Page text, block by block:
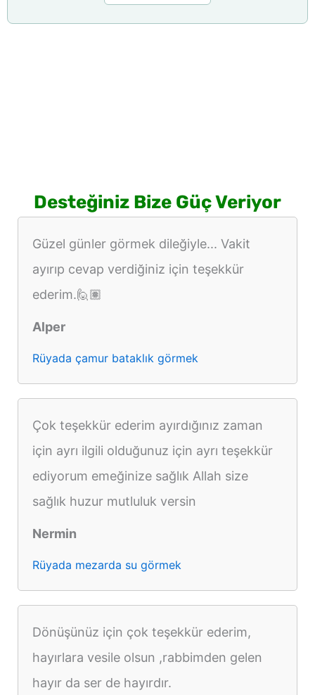
Desteğiniz Bize Güç Veriyor
Güzel günler görmek dileğiyle... Vakit
ayırıp cevap verdiğiniz için teşekkür
ederim.🙋🏽
Alper
Rüyada çamur bataklık görmek
Çok teşekkür ederim ayırdığınız zaman
için ayrı ilgili olduğunuz için ayrı teşekkür
ediyorum emeğinize sağlık Allah size
sağlık huzur mutluluk versin
Nermin
Rüyada mezarda su görmek
Dönüşünüz için çok teşekkür ederim,
hayırlara vesile olsun ,rabbimden gelen
hayır da ser de hayırdır.